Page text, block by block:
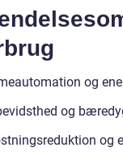
og
og
og